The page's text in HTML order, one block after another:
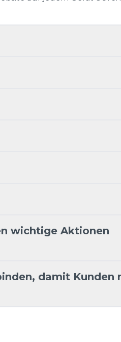
wichtige Aktionen
damit Kunden